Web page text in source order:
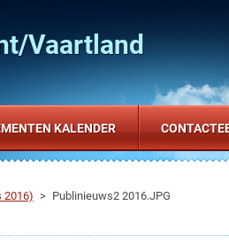
Vaartland
2016) > Publinieuws2 2016.JPG
KALENDER